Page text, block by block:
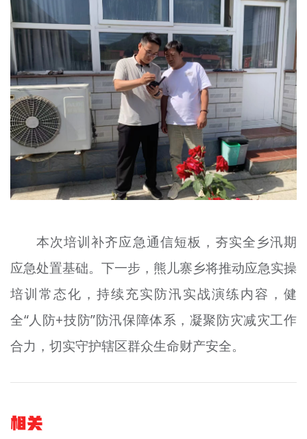
本次培训补齐应急通信短板，夯实全乡汛期
应急处置基础。下一步，熊儿寨乡将推动应急实操
培训常态化，持续充实防汛实战演练内容，健
全“人防+技防”防汛保障体系，凝聚防灾减灾工作
合力，切实守护辖区群众生命财产安全。
相关